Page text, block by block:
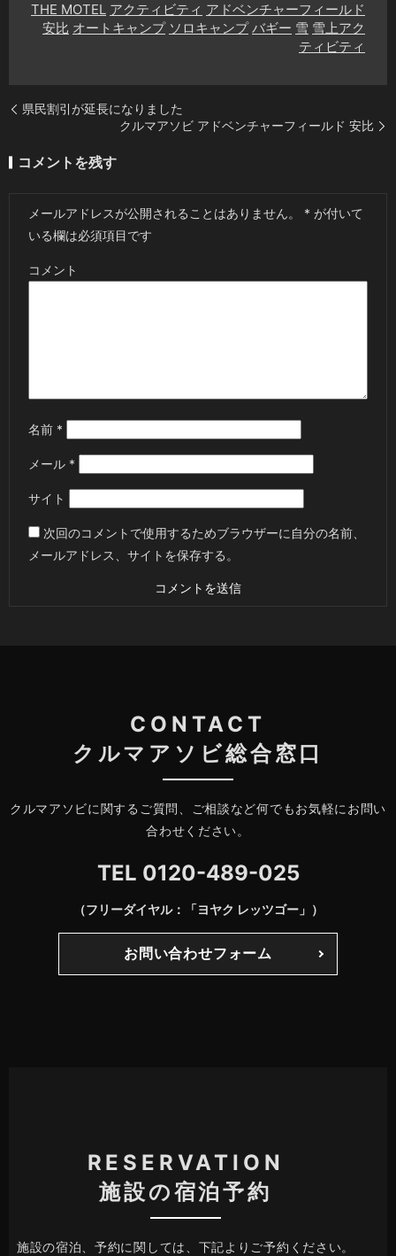
THE MOTEL アクティビティ アドベンチャーフィールド
安比 オートキャンプ ソロキャンプ バギー 雪 雪上アク
ティビティ
県民割引が延長になりました
クルマアソビ アドベンチャーフィールド 安比
コメントを残す
メールアドレスが公開されることはありません。 * が付いて
いる欄は必須項目です
コメント
名前 *
メール *
サイト
次回のコメントで使用するためブラウザーに自分の名前、
メールアドレス、サイトを保存する。
CONTACT
クルマアソビ総合窓口
クルマアソビに関するご質問、ご相談など何でもお気軽にお問い
合わせください。
TEL 0120-489-025
（フリーダイヤル：「ヨヤク レッツゴー」）
お問い合わせフォーム
RESERVATION
施設の宿泊予約
施設の宿泊、予約に関しては、下記よりご予約ください。